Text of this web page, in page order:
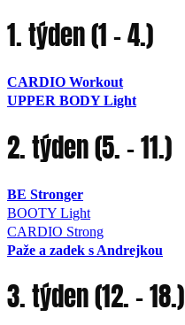
1. týden (1 – 4.)
CARDIO Workout
UPPER BODY Light
2. týden (5. – 11.)
BE Stronger
BOOTY Light
CARDIO Strong
Paže a zadek s Andrejkou
3. týden (12. – 18.)